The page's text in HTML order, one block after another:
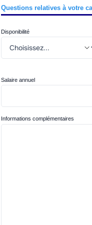
Questions relatives à votre
Disponibilité
Salaire annuel
Informations complémentaires